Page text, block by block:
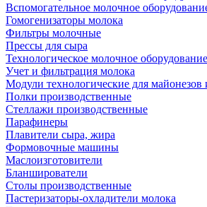
Вспомогательное молочное
Гомогенизаторы молока
Фильтры молочные
Прессы для сыра
Технологическое молочное оборудование
Учет и фильтрация молока
Модули технологические для майонезов
Полки производственные
Стеллажи производственные
Парафинеры
Плавители сыра, жира
Формовочные машины
Маслоизготовители
Бланширователи
Столы производственные
Пастеризаторы-охладители молока